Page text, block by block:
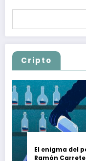
Cripto
El enigma del
Ramón